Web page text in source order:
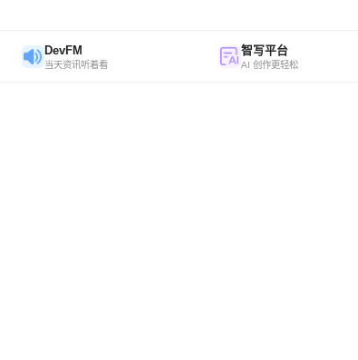
DevFM
当天资讯听着看
智写平台
AI 创作更轻松